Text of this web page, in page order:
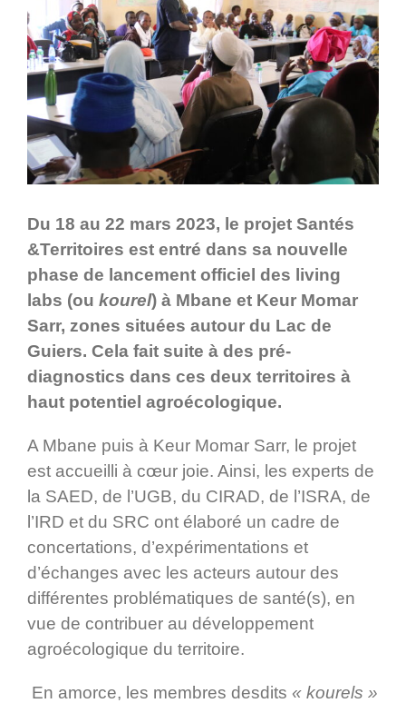
Du 18 au 22 mars 2023, le projet Santés
&Territoires est entré dans sa nouvelle
phase de lancement officiel des living
labs (ou kourel) à Mbane et Keur Momar
Sarr, zones situées autour du Lac de
Guiers. Cela fait suite à des pré-
diagnostics dans ces deux territoires à
haut potentiel agroécologique.
A Mbane puis à Keur Momar Sarr, le projet
est accueilli à cœur joie. Ainsi, les experts de
la SAED, de l’UGB, du CIRAD, de l’ISRA, de
l’IRD et du SRC ont élaboré un cadre de
concertations, d’expérimentations et
d’échanges avec les acteurs autour des
différentes problématiques de santé(s), en
vue de contribuer au développement
agroécologique du territoire.
En amorce, les membres desdits « kourels »